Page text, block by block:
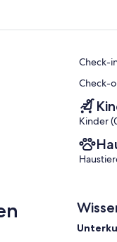
Check-
Check-
Kinder